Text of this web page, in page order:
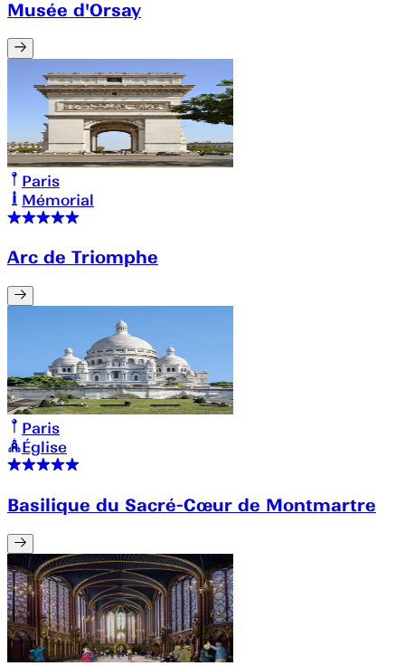
Musée d'Orsay
Paris
Mémorial
Arc de Triomphe
Paris
Église
Basilique du Sacré-Cœur de Montmartre